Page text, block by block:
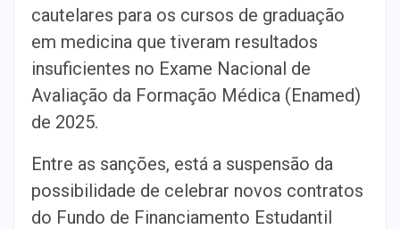
cautelares para os cursos de graduação
em medicina que tiveram resultados
insuficientes no Exame Nacional de
Avaliação da Formação Médica (Enamed)
de 2025.
Entre as sanções, está a suspensão da
possibilidade de celebrar novos contratos
do Fundo de Financiamento Estudantil